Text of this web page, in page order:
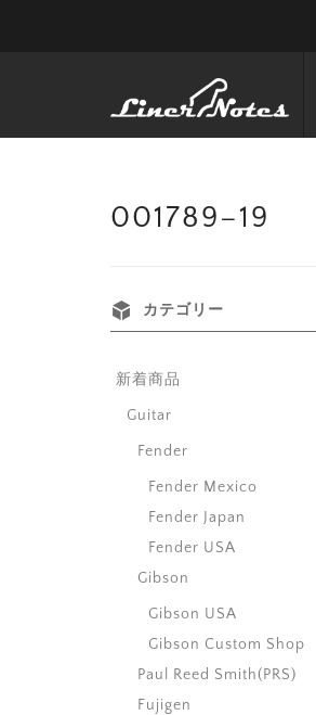
001789–19
カテゴリー
新着商品
Guitar
Fender
Fender Mexico
Fender Japan
Fender USA
Gibson
Gibson USA
Gibson Custom Shop
Paul Reed Smith(PRS)
Fujigen